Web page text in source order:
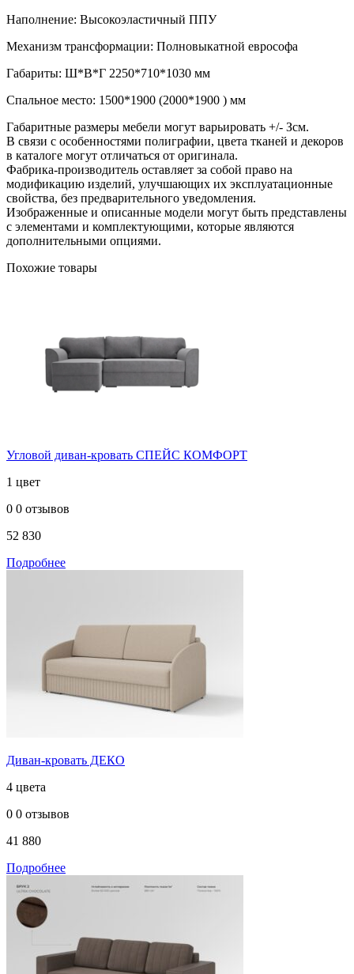
Наполнение: Высокоэластичный ППУ
Механизм трансформации: Полновыкатной еврософа
Габариты: Ш*В*Г 2250*710*1030 мм
Спальное место: 1500*1900 (2000*1900 ) мм
Габаритные размеры мебели могут варьировать +/- Зсм.
В связи с особенностями полиграфии, цвета тканей и декоров
в каталоге могут отличаться от оригинала.
Фабрика-производитель оставляет за собой право на
модификацию изделий, улучшающих их эксплуатационные
свойства, без предварительного уведомления.
Изображенные и описанные модели могут быть представлены
с элементами и комплектующими, которые являются
дополнительными опциями.
Похожие товары
Угловой диван-кровать СПЕЙС КОМФОРТ
1 цвет
0 0 отзывов
52 830
Подробнее
Диван-кровать ДЕКО
4 цвета
0 0 отзывов
41 880
Подробнее